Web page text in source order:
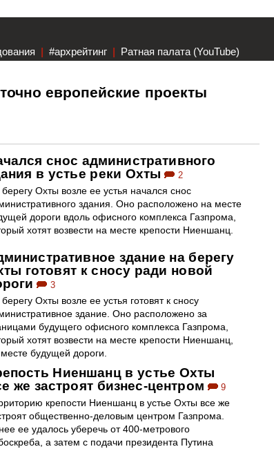
| #архрейтинг | Ратная палата (YouTube)
европейские проекты
снос административного
в устье реки Охты
2
Охты возле ее устья начался снос
здания. Оно расположено на месте
дороги вдоль офисного комплекса Газпрома,
хотят возвести на месте крепости Ниеншанц.
здание на берегу
готовят к сносу ради новой
3
Охты возле ее устья готовят к сносу
здание. Оно расположено за
будущего офисного комплекса Газпрома,
хотят возвести на месте крепости Ниеншанц,
будущей дороги.
Ниеншанц в устье Охты
же застроят бизнес-центром
9
крепости Ниеншанц в устье Охты все же
общественно-деловым центром Газпрома.
ее удалось уберечь от 400-метрового
а затем с подачи президента Путина